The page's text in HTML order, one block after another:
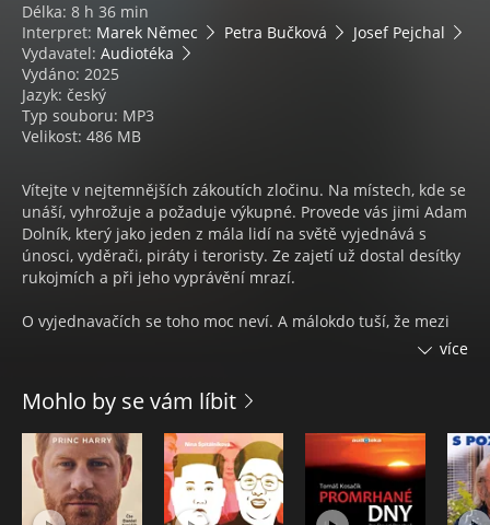
Délka: 8 h 36 min
Interpret: Marek Němec Petra Bučková
Josef Pejchal
Vydavatel: Audiotéka
Vydáno: 2025
Jazyk: český
Typ souboru: MP3
Velikost: 486 MB
Vítejte v nejtemnějších zákoutích zločinu. Na místech, kde se
unáší, vyhrožuje a požaduje výkupné. Provede vás jimi Adam
Dolník, který jako jeden z mála lidí na světě vyjednává s
únosci, vyděrači, piráty i teroristy. Ze zajetí už dostal desítky
rukojmích a při jeho vyprávění mrazí.
O vyjednavačích se toho moc neví. A málokdo tuší, že mezi
těmi nejlepšími je i Čech. Když mu zazvoní telefon, má jen
zažil? Spoustu emocí, napětí a dramatických příběhů.
Během kariéry školil agenty FBI i Scotland Yardu. Potýkal se s
kriminálními gangy, somálskými piráty, ale třeba i s
Islámským státem. Nejednou se ocitl mezi teroristy a v
situacích, kdy mu hrozilo, že se sám nevrátí domů. Kde se
více
Mohlo by se vám líbit